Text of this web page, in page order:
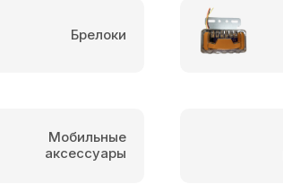
Мобильные
аксессуары
Брелоки